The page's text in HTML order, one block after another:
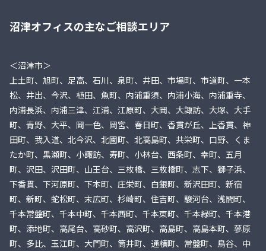
沼津オフィスの主なご相談エリア
＜沼津市＞
上土町、旭町、足高、石川、泉町、井田、市場町、市道町、一本
松、井出、今沢、植田、魚町、内浦重須、内浦小海、内浦重寺、
内浦長浜、内浦三津、江浦、江原町、大岡、大諏訪、大塚、大手
町、青野、大平、岡一色、岡宮、春日町、香貫が丘、上香貫、神
田町、我入道、北今沢、北園町、北高島町、共栄町、口野、くま
たか町、黒瀬町、小諏訪、寿町、小林台、西条町、幸町、五月
町、沢田、沢田町、山王台、三枚橋、三枚橋町、志下、獅子浜、
下香貫、下河原町、下本町、庄栄町、白銀町、新沢田町、新宿
町、新町、蛇松町、末広町、杉崎町、住吉町、駿河台、浅間町、
千本常盤町、千本中町、千本西町、千本東町、千本緑町、千本港
町、添地町、高尾台、高砂町、高沢町、高島町、高島本町、蓼原
町、多比、玉江町、大門町、筒井町、通横町、常盤町、鳥谷、中